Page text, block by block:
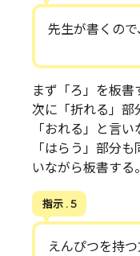
先生が書くので
まず「ろ」を板書
次に「折れる」部
「おれる」と言い
「はらう」部分
いながら板書する。
指示 . 5
えんぴつを持つ